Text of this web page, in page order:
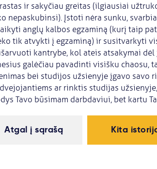
ir sakyčiau greitas (ilgiausiai
nepaskubinsi). Įstoti nėra sunku,
anglų kalbos egzaminą (kurį taip
tik atvykti į egzaminą) ir susitvarkyti
kantrybe, kol ateis atsakymai
galėčiau pavadinti visišku chaosu,
bei studijos užsienyje įgavo savo
ar rinktis studijas
Tavo būsimam darbdaviui, bet kartu
Atgal į sąrašą Kita